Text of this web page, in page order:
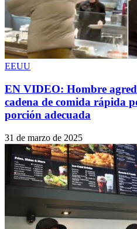
EEUU
EN VIDEO: Hombre
cadena de comida rápida
porción adecuada
31 de marzo de 2025